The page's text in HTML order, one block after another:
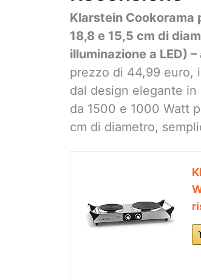
Klarstein
18,8 e 15,5 cm di
illuminazione a LED)
prezzo di 44,99 euro,
dal design elegante
da 1500 e 1000 Watt
cm di diametro,